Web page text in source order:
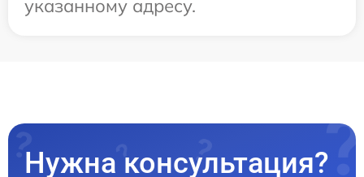
указанному адресу.
Нужна консультация?